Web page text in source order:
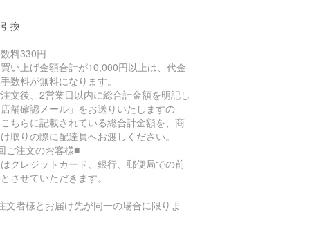
換
数料330円
買い上げ金額合計が10,000円以上は、代金
数料が無料になります。
注文後、2営業日以内に総合計金額を明記し
舗確認メール」をお送りいたしますの
ちらに記載されている総合計金額を、商
取りの際に配達員へお渡しください。
ご注文のお客様■
クレジットカード、銀行、郵便局での前
させていただきます。
文者様とお届け先が同一の場合に限りま